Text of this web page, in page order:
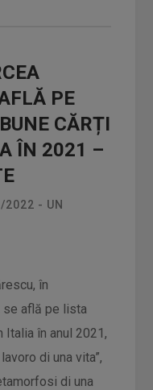
PE
CĂRȚI
ÎN 2021 –
2022 - UN
în
se află pe lista
Italia în anul 2021,
di una vita”,
di una